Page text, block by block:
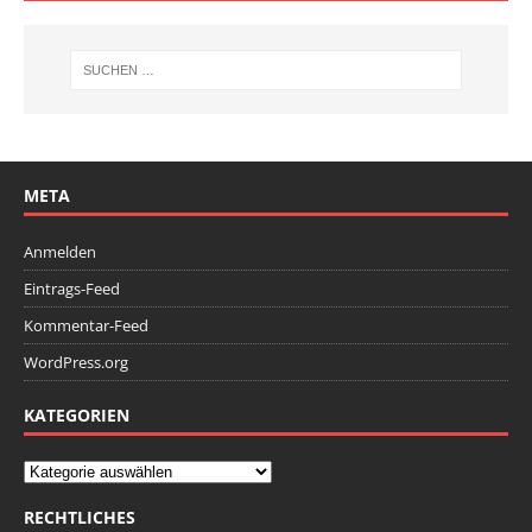
META
Anmelden
Eintrags-Feed
Kommentar-Feed
WordPress.org
KATEGORIEN
RECHTLICHES